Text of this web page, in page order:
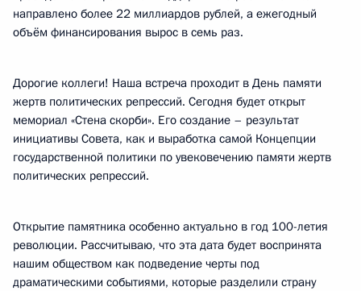
направлено более 22 миллиардов рублей, а ежегодный
объём финансирования вырос в семь раз.
Дорогие коллеги! Наша встреча проходит в День памяти
жертв политических репрессий. Сегодня будет открыт
мемориал «Стена скорби». Его создание – результат
инициативы Совета, как и выработка самой Концепции
государственной политики по увековечению памяти жертв
политических репрессий.
Открытие памятника особенно актуально в год 100-летия
революции. Рассчитываю, что эта дата будет воспринята
нашим обществом как подведение черты под
драматическими событиями, которые разделили страну